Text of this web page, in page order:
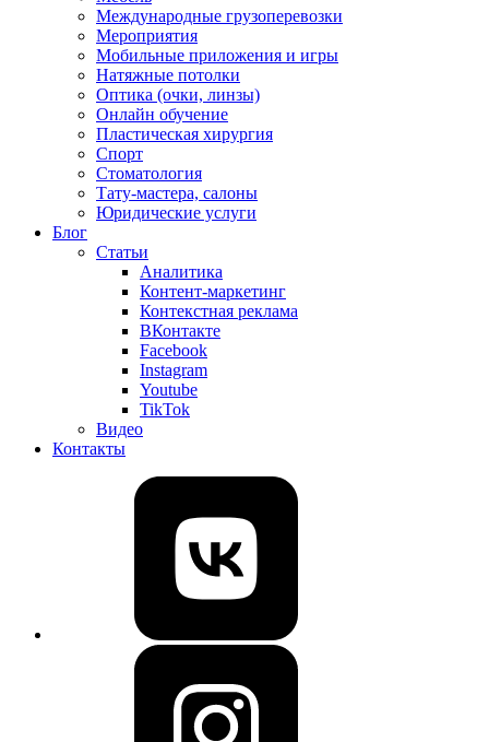
Международные грузоперевозки
Мероприятия
Мобильные приложения и игры
Натяжные потолки
Оптика (очки, линзы)
Онлайн обучение
Пластическая хирургия
Спорт
Стоматология
Тату-мастера, салоны
Юридические услуги
Блог
Статьи
Аналитика
Контент-маркетинг
Контекстная реклама
ВКонтакте
Facebook
Instagram
Youtube
TikTok
Видео
Контакты